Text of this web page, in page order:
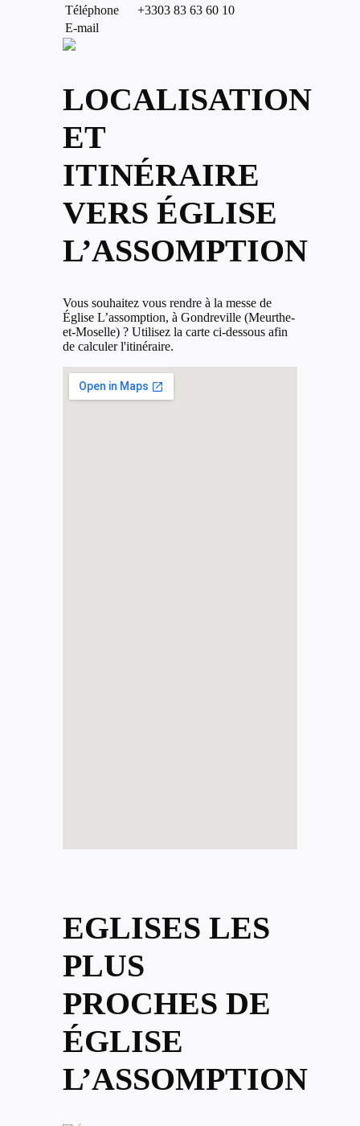
Téléphone
+3303 83 63 60 10
E-mail
LOCALISATION
ET
ITINÉRAIRE
VERS ÉGLISE
L’ASSOMPTION
Vous souhaitez vous rendre à la messe de
Église L’assomption, à Gondreville (Meurthe-
et-Moselle) ? Utilisez la carte ci-dessous afin
de calculer l'itinéraire.
EGLISES LES
PLUS
PROCHES DE
ÉGLISE
L’ASSOMPTION